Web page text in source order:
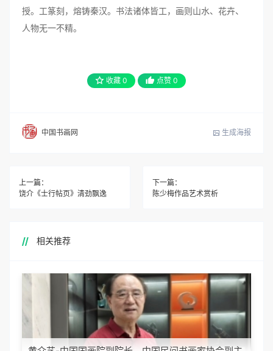
授。工篆刻，熔铸秦汉。书法诸体皆工，画则山水、花卉、
人物无一不精。
收藏 0 点赞 0
中国书画网 生成海报
上一篇：
饶介《士行帖页》清劲飘逸
下一篇：
陈少梅作品艺术赏析
相关推荐